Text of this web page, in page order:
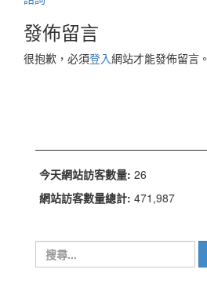
導
航
列
發佈留言
很抱歉，必須登入網站才能發佈留言。
今天網站訪客數量: 26
網站訪客數量總計: 471,987
尋